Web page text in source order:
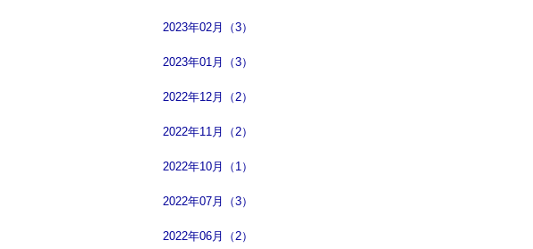
2023年02月（3）
2023年01月（3）
2022年12月（2）
2022年11月（2）
2022年10月（1）
2022年07月（3）
2022年06月（2）